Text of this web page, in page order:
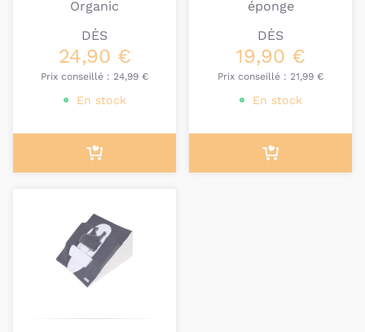
Notre équipe est à votre disposition pour vous aider
à sélectionner le produit idéal pour favoriser le
sommeil de votre enfant, et en cas de doute,
Organic
DÈS
24,90 €
Prix conseillé : 24,99 €
En stock
éponge
DÈS
19,90 €
Prix conseillé : 21,99 €
En stock